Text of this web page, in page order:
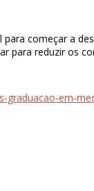
começar a
para reduzir os
em-